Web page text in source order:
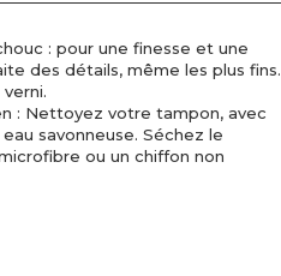
: pour une finesse et une
des détails, même les plus fins.
: Nettoyez votre tampon, avec
savonneuse. Séchez le
ou un chiffon non